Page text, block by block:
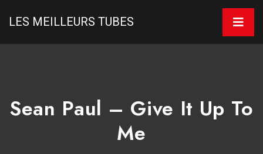
LES MEILLEURS TUBES
Sean Paul – Give It Up To
Me